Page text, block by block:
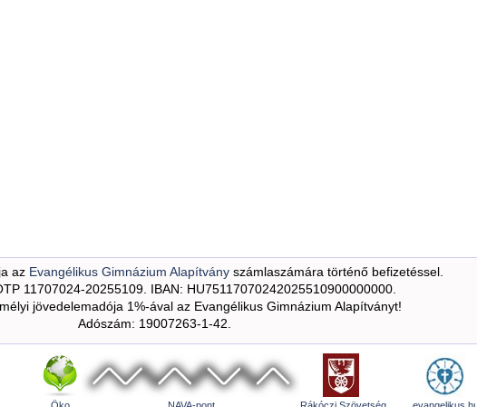
az Evangélikus Gimnázium Alapítványszámlaszámára történő befizetéssel.
11707024-20255109. IBAN: HU75117070242025510900000000.
jövedelemadója 1%-ával az Evangélikus Gimnázium Alapítványt!
Adószám: 19007263-1-42.